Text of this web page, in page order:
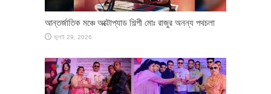
আন্তর্জাতিক মঞ্চে অক্টোপ্যাড শিল্পী মোঃ রাজুর অনন্য পথচলা
জুলাই 29, 2026